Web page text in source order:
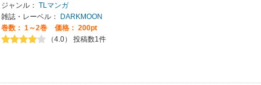
ジャンル： TLマンガ
雑誌・レーベル：
DARKMOON
巻数： 1～2巻
価格： 200pt
（4.0） 投稿数1件